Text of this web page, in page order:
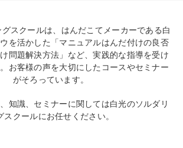
スクールは、はんだこてメーカーである白
を活かした
「マニュアルはんだ付けの良否
問題解決方法」など、実践的な指導を受け
お客様の声を大切にしたコースやセミナー
がそろっています。
知識、セミナーに関しては白光のソルダリ
スクールにお任せください。